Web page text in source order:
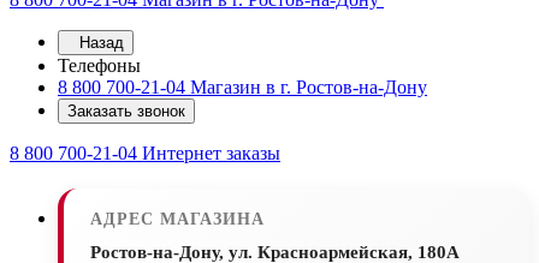
Назад
Телефоны
8 800 700-21-04 Магазин в г. Ростов-на-Дону
Заказать звонок
8 800 700-21-04 Интернет заказы
АДРЕС МАГАЗИНА
Ростов-на-Дону, ул. Красноармейская, 180А